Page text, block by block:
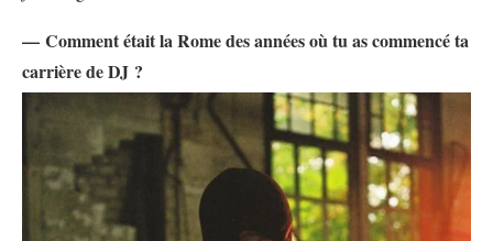
— Comment était la Rome des années où tu as commencé ta
carrière de DJ ?